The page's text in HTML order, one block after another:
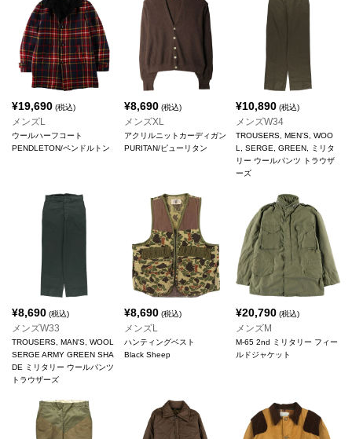
¥19,690 (税込)
メンズL
ウールハーフコート
PENDLETON/ペンドルトン
¥8,690(税込)
メンズXL
アクリルニットカーディガン
PURITAN/ピューリタン
¥10,890 (税込)
メンズW34
TROUSERS, MEN'S, WOO
L, SERGE, GREEN, ミリタ
リー ウールパンツ トラウザ
ーズ
¥8,690 (税込)
メンズW33
TROUSERS, MAN'S, WOOL
SERGE ARMY GREEN SHA
DE ミリタリー ウールパンツ
トラウザーズ
¥8,690(税込)
メンズL
ハンティングベスト
Black Sheep
¥20,790 (税込)
メンズM
M-65 2nd ミリタリー フィー
ルドジャケット